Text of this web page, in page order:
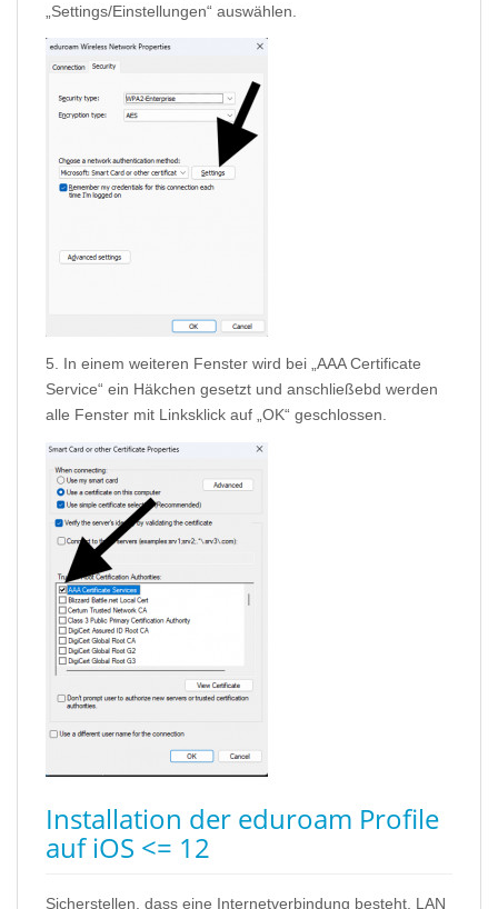
„Settings/Einstellungen“ auswählen.
5. In einem weiteren Fenster wird bei „AAA Certificate
Service“ ein Häkchen gesetzt und anschließebd werden
alle Fenster mit Linksklick auf „OK“ geschlossen.
Installation der eduroam Profile
auf iOS <= 12
Sicherstellen, dass eine Internetverbindung besteht, LAN